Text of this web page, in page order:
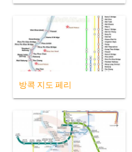
방콕 지도 페리